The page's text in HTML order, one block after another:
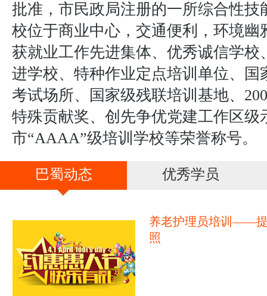
批准，市民政局注册的一所综合性技
校位于商业中心，交通便利，环境幽
获就业工作先进集体、优秀诚信学校
进学校、特种作业定点培训单位、国
考试场所、国家级残联培训基地、
特殊贡献奖、创先争优党建工作区级
市“AAAA”级培训学校等荣誉称号。
巴蜀动态 优秀学员
养老护理员培训——
照